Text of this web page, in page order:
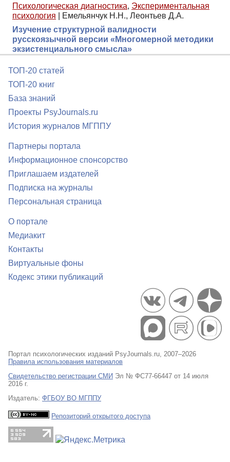
Психологическая диагностика, Экспериментальная
психология
Емельянчук Н.Н., Леонтьев Д.А.
Изучение структурной валидности
русскоязычной версии «Многомерной методики
экзистенциального смысла»
ТОП-20 статей
ТОП-20 книг
База знаний
Проекты PsyJournals.ru
История журналов МГППУ
Партнеры портала
Информационное спонсорство
Приглашаем издателей
Подписка на журналы
Персональная страница
О портале
Медиакит
Контакты
Виртуальные фоны
Кодекс этики публикаций
Портал психологических изданий PsyJournals.ru, 2007–2026
Правила использования материалов
Свидетельство регистрации СМИ Эл № ФС77-66447 от 14 июля
2016 г.
Издатель: ФГБОУ ВО МГППУ
Репозиторий открытого доступа